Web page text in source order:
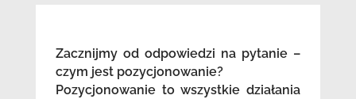
Zacznijmy od odpowiedzi na pytanie –
czym jest pozycjonowanie?
Pozycjonowanie to wszystkie działania